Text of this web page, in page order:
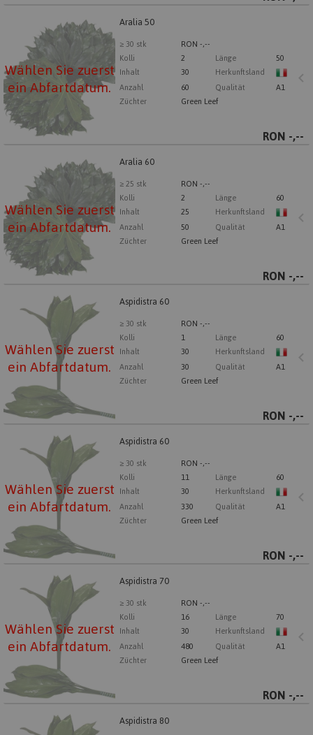
Wählen Sie zuerst
ein Abfartdatum.
Aralia 50
≥ 30 stk
RON -,--
Kolli
2 Länge
50
Inhalt
30
Herkunftsland
Anzahl
60 Qualität
A1
Züchter
Green Leef
RON -,--
Aralia 50
Wählen Sie zuerst ein Abfartdatum.
Wählen Sie zuerst
ein Abfartdatum.
Aralia 60
≥ 25 stk
RON -,--
Kolli
2 Länge
60
Inhalt
25
Herkunftsland
Anzahl
50 Qualität
A1
Züchter
Green Leef
RON -,--
Aralia 60
Wählen Sie zuerst ein Abfartdatum.
Wählen Sie zuerst
ein Abfartdatum.
Aspidistra 60
≥ 30 stk
RON -,--
Kolli
1 Länge
60
Inhalt
30
Herkunftsland
Anzahl
30 Qualität
A1
Züchter
Green Leef
RON -,--
Aspidistra 60
Wählen Sie zuerst ein Abfartdatum.
Wählen Sie zuerst
ein Abfartdatum.
Aspidistra 60
≥ 30 stk
RON -,--
Kolli
11 Länge
60
Inhalt
30
Herkunftsland
Anzahl
330 Qualität
A1
Züchter
Green Leef
RON -,--
Aspidistra 60
Wählen Sie zuerst ein Abfartdatum.
Wählen Sie zuerst
ein Abfartdatum.
Aspidistra 70
≥ 30 stk
RON -,--
Kolli
16 Länge
70
Inhalt
30
Herkunftsland
Anzahl
480 Qualität
A1
Züchter
Green Leef
RON -,--
Aspidistra 70
Wählen Sie zuerst ein Abfartdatum.
Aspidistra 80
Aspidistra 80